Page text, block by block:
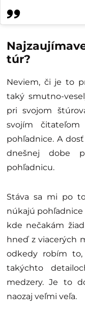
túr?
Neviem, či je to
taký smutno-
pri svojom
svojím
pohľadnice. A
dnešnej dobe
pohľadnicu.
Stáva sa mi po
núkajú pohľadnice
kde nečakám
hneď z viacerých
odkedy robím
takýchto
medzery. Je to
naozaj veľmi veľa.